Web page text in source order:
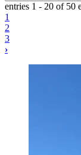
entries 1 - 20 of 50
1
2
3
›